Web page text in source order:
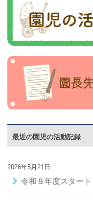
最近の園児の活動記録
2026年5月21日
令和８年度スタート